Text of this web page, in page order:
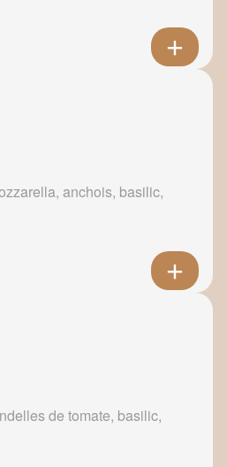
anchois, basilic,
de tomate, basilic,